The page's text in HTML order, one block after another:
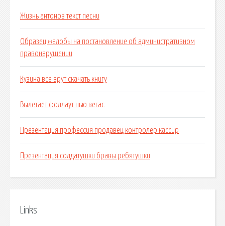
Жизнь антонов текст песни
Образец жалобы на постановление об административном
правонарушении
Кузина все врут скачать книгу
Вылетает фоллаут нью вегас
Презентация профессия продавец контролер кассир
Презентация солдатушки бравы ребятушки
Links